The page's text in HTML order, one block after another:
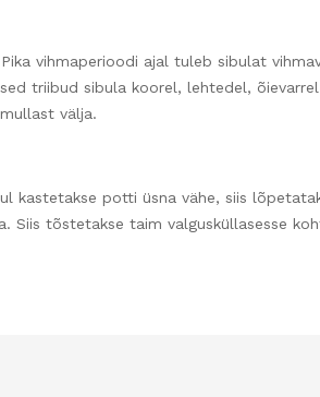
vihmaperioodi ajal tuleb sibulat
triibud sibula koorel, lehtedel,
välja.
kastetakse potti üsna vähe, siis
Siis tõstetakse taim valgusküllasesse